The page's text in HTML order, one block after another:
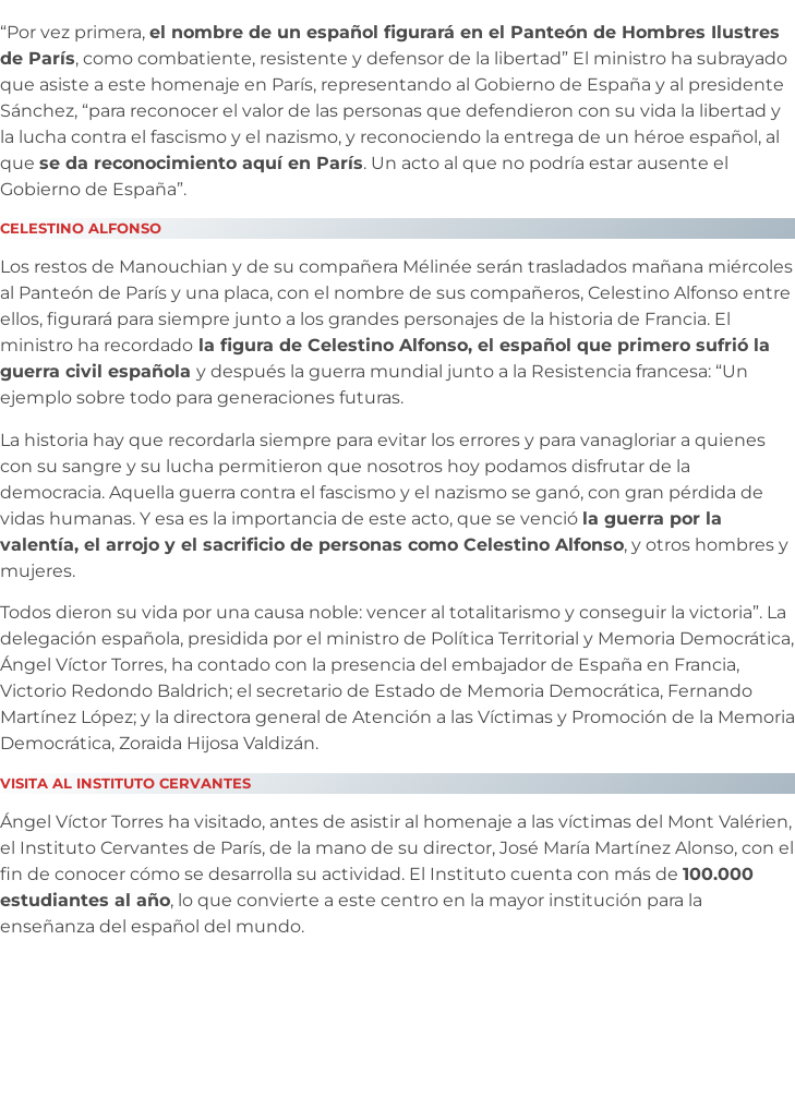
“Por vez primera, el nombre de un español figurará en el Panteón de Hombres Ilustres
de París, como combatiente, resistente y defensor de la libertad” El ministro ha subrayado
que asiste a este homenaje en París, representando al Gobierno de España y al presidente
Sánchez, “para reconocer el valor de las personas que defendieron con su vida la libertad y
la lucha contra el fascismo y el nazismo, y reconociendo la entrega de un héroe español, al
que se da reconocimiento aquí en París. Un acto al que no podría estar ausente el
Gobierno de España”.
CELESTINO ALFONSO
Los restos de Manouchian y de su compañera Mélinée serán trasladados mañana miércoles
al Panteón de París y una placa, con el nombre de sus compañeros, Celestino Alfonso entre
ellos, figurará para siempre junto a los grandes personajes de la historia de Francia. El
ministro ha recordado la figura de Celestino Alfonso, el español que primero sufrió la
guerra civil española y después la guerra mundial junto a la Resistencia francesa: “Un
ejemplo sobre todo para generaciones futuras.
La historia hay que recordarla siempre para evitar los errores y para vanagloriar a quienes
con su sangre y su lucha permitieron que nosotros hoy podamos disfrutar de la
democracia. Aquella guerra contra el fascismo y el nazismo se ganó, con gran pérdida de
vidas humanas. Y esa es la importancia de este acto, que se venció la guerra por la
valentía, el arrojo y el sacrificio de personas como Celestino Alfonso, y otros hombres y
mujeres.
Todos dieron su vida por una causa noble: vencer al totalitarismo y conseguir la victoria”. La
delegación española, presidida por el ministro de Política Territorial y Memoria Democrática,
Ángel Víctor Torres, ha contado con la presencia del embajador de España en Francia,
Victorio Redondo Baldrich; el secretario de Estado de Memoria Democrática, Fernando
Martínez López; y la directora general de Atención a las Víctimas y Promoción de la Memoria
Democrática, Zoraida Hijosa Valdizán.
VISITA AL INSTITUTO CERVANTES
Ángel Víctor Torres ha visitado, antes de asistir al homenaje a las víctimas del Mont Valérien,
el Instituto Cervantes de París, de la mano de su director, José María Martínez Alonso, con el
fin de conocer cómo se desarrolla su actividad. El Instituto cuenta con más de 100.000
estudiantes al año, lo que convierte a este centro en la mayor institución para la
enseñanza del español del mundo.